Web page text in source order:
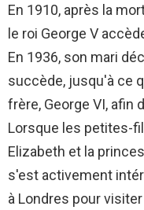
En 1910, après la
le roi George V
En 1936, son mari
succède, jusqu'à ce
frère, George VI, afin
Lorsque les petites-
Elizabeth et la
s'est activement
à Londres pour